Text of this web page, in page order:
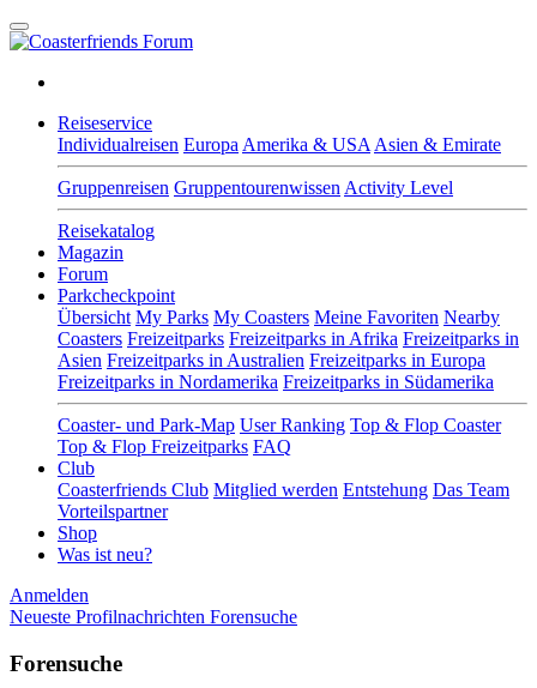
Reiseservice
Individualreisen Europa Amerika & USA Asien & Emirate
Gruppenreisen Gruppentourenwissen Activity Level
Reisekatalog
Magazin
Forum
Parkcheckpoint
Übersicht My Parks My Coasters Meine Favoriten Nearby
Coasters Freizeitparks Freizeitparks in Afrika Freizeitparks in
Asien Freizeitparks in Australien Freizeitparks in Europa
Freizeitparks in Nordamerika Freizeitparks in Südamerika
Coaster- und Park-Map User Ranking Top & Flop Coaster
Top & Flop Freizeitparks FAQ
Club
Coasterfriends Club Mitglied werden Entstehung Das Team
Vorteilspartner
Shop
Was ist neu?
Anmelden
Neueste Profilnachrichten Forensuche
Forensuche